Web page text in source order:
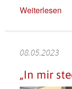
Weiterlesen
08.05.2023
„In mir